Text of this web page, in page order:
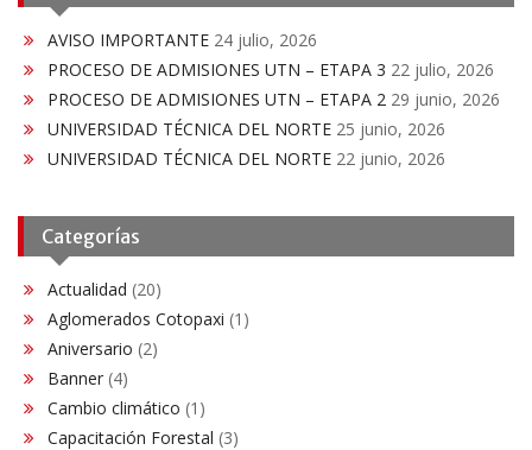
AVISO IMPORTANTE 24 julio, 2026
PROCESO DE ADMISIONES UTN – ETAPA 3 22 julio, 2026
PROCESO DE ADMISIONES UTN – ETAPA 2 29 junio, 2026
UNIVERSIDAD TÉCNICA DEL NORTE 25 junio, 2026
UNIVERSIDAD TÉCNICA DEL NORTE 22 junio, 2026
Categorías
Actualidad (20)
Aglomerados Cotopaxi (1)
Aniversario (2)
Banner (4)
Cambio climático (1)
Capacitación Forestal (3)